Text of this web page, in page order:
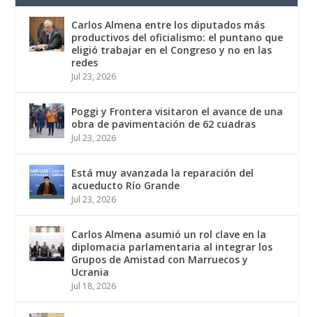
Carlos Almena entre los diputados más
productivos del oficialismo: el puntano que
eligió trabajar en el Congreso y no en las
redes
Jul 23, 2026
Poggi y Frontera visitaron el avance de una
obra de pavimentación de 62 cuadras
Jul 23, 2026
Está muy avanzada la reparación del
acueducto Río Grande
Jul 23, 2026
Carlos Almena asumió un rol clave en la
diplomacia parlamentaria al integrar los
Grupos de Amistad con Marruecos y
Ucrania
Jul 18, 2026